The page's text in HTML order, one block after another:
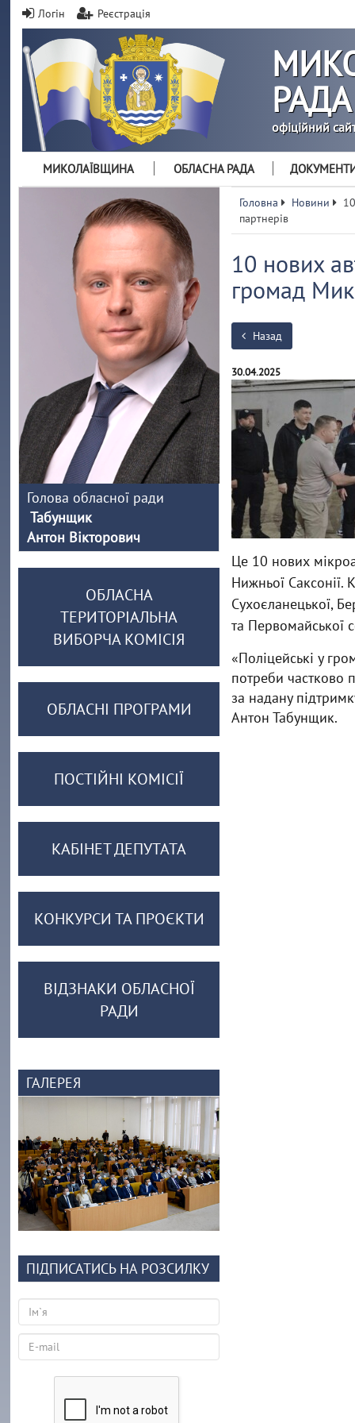
Логін Реєстрація
РАДА
офіційний
МИКОЛАЇВЩИНА ОБЛАСНА РАДА
Головна Новини
партнерів
10 нових
громад
Назад
30.04.2025
Це 10 нових
Нижньої Саксонії.
Сухоєланецької,
та Первомайської
«Поліцейські у
потреби частково
за надану
Антон Табунщик.
Голова обласної ради
Табунщик
Антон Вікторович
ОБЛАСНА
ТЕРИТОРІАЛЬНА
ВИБОРЧА КОМІСІЯ
ОБЛАСНІ ПРОГРАМИ
ПОСТІЙНІ КОМІСІЇ
КАБІНЕТ ДЕПУТАТА
КОНКУРСИ ТА ПРОЄКТИ
ВІДЗНАКИ ОБЛАСНОЇ
РАДИ
ГАЛЕРЕЯ
ПІДПИСАТИСЬ НА РОЗСИЛКУ